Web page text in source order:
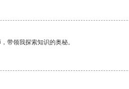
带领我探索知识的奥秘。